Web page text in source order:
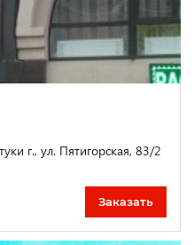
г., ул. Пятигорская, 83/2
Заказать